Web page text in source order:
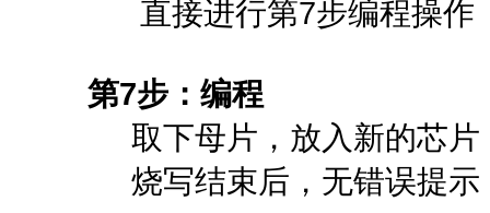
直接进行第7步编程操作
第7步：编程
取下母片，放入新的芯片
烧写结束后，无错误提示